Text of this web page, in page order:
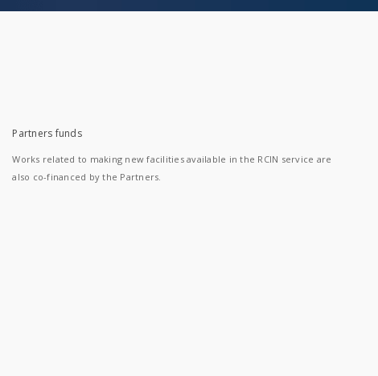
Partners funds
Works related to making new facilities available in the RCIN service are
also co-financed by the Partners.